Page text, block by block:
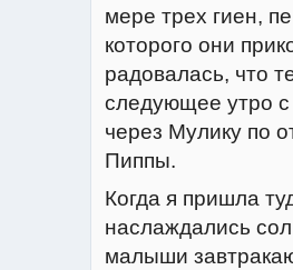
мере трех гиен,
которого они
радовалась, что
следующее утро
через Мулику по
Пиппы.
Когда я пришла
наслаждались
малыши